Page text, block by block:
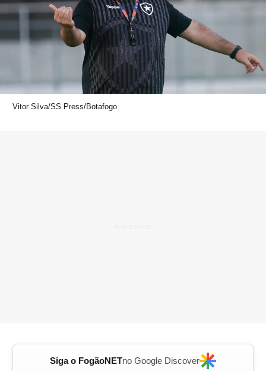
Vitor Silva/SS Press/Botafogo
Siga o FogãoNETno Google Discover